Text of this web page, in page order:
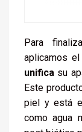
Para
aplicamos el
unifica su
Este
piel y está
como agua